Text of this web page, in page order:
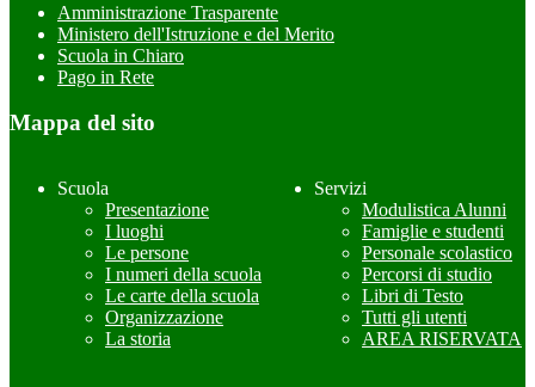
Amministrazione Trasparente
Ministero dell'Istruzione e del Merito
Scuola in Chiaro
Pago in Rete
Mappa del sito
Scuola
Presentazione
I luoghi
Le persone
I numeri della scuola
Le carte della scuola
Organizzazione
La storia
Servizi
Modulistica Alunni
Famiglie e studenti
Personale scolastico
Percorsi di studio
Libri di Testo
Tutti gli utenti
AREA RISERVATA